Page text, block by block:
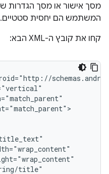
מסך אישור או מסך הגדרות
המשתמש הם יחסית סטטיים.
קחו את קובץ ה-XML הבא: